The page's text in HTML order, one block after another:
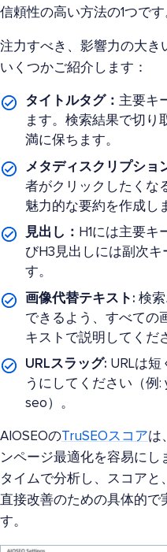
信頼性の高い方法の1つです
注力すべき、影響力の大き
いくつかご紹介します：
タイトルタグ： 主要キ
ます。検索結果で切り
満に保ちます。
メタディスクリプショ
者がクリックしたくな
魅力的な要約を作成し
見出し： H1には主要キ
びH3見出しには副次キ
す。
画像代替テキスト: 検
できるよう、すべての
キストで説明してくだ
URLスラッグ: URLは短
うにしてください（例
seo）。
AIOSEOのTruSEOスコアは
ンページ最適化を容易に
タイムで分析し、スコアと
直接改善のための具体的で
す。